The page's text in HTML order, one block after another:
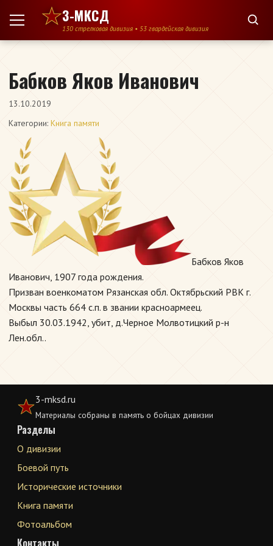
Перейти к содержимому
3-МКСД
130 стрелковая дивизия • 53 гвардейская дивизия
Бабков Яков Иванович
13.10.2019
Категории: Книга памяти
Бабков Яков
Иванович, 1907 года рождения.
Призван военкоматом Рязанская обл. Октябрьский РВК г.
Москвы часть 664 с.п. в звании красноармеец.
Выбыл 30.03.1942, убит, д.Черное Молвотицкий р-н
Лен.обл..
3-mksd.ru
Материалы собраны в память о бойцах дивизии
Разделы
О дивизии
Боевой путь
Исторические источники
Книга памяти
Фотоальбом
Контакты